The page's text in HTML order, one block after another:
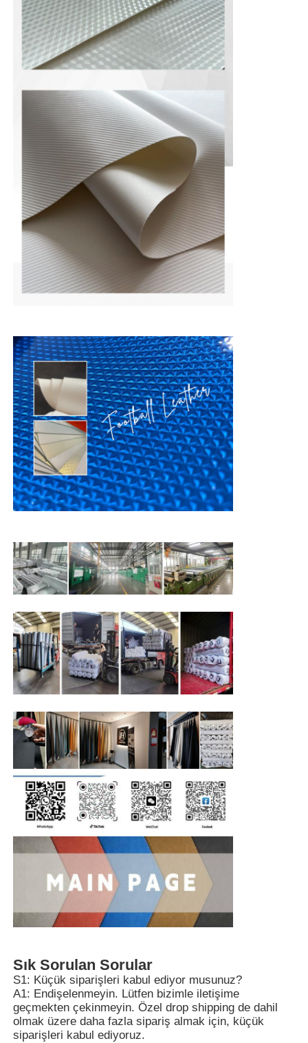
Eko Süet Malzeme
Taklit süet
Solventsiz PU deri
Alcantara Deri
Otomotiv Deri
Ayakkabılar Deri malzemesi
Eldiven Deri
topu deri
Suni deri
Kanepe döşeme kumaşı
Sık Sorulan Sorular
S1: Küçük siparişleri kabul ediyor musunuz?
A1: Endişelenmeyin. Lütfen bizimle iletişime
geçmekten çekinmeyin. Özel drop shipping de dahil
olmak üzere daha fazla sipariş almak için, küçük
siparişleri kabul ediyoruz.